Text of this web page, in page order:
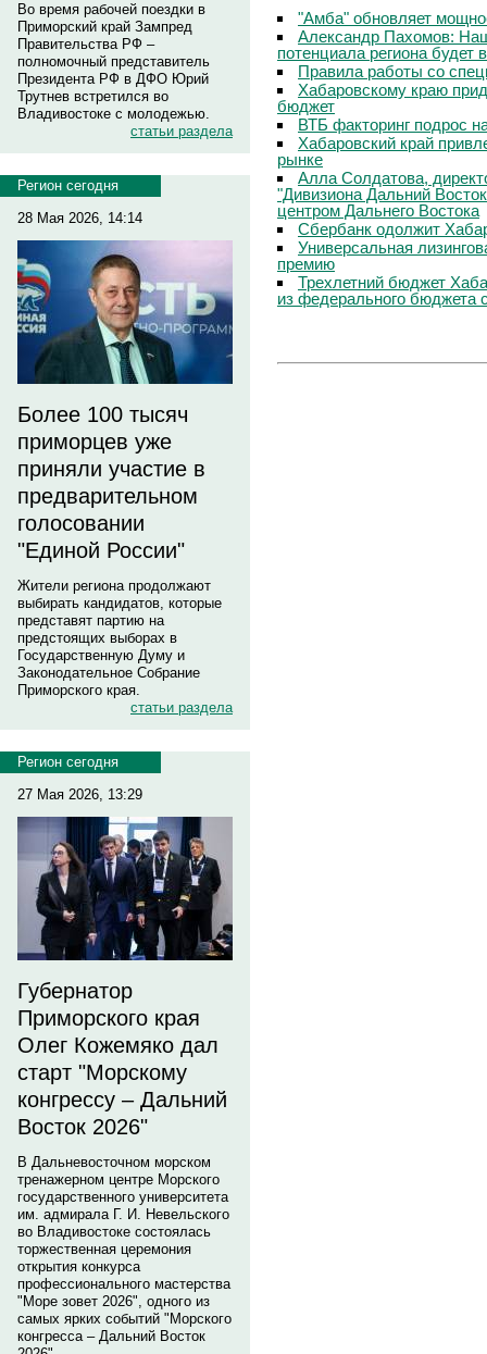
Во время рабочей поездки в
Приморский край Зампред
Правительства РФ –
полномочный представитель
Президента РФ в ДФО Юрий
Трутнев встретился во
Владивостоке с молодежью.
статьи раздела
Регион сегодня
28 Мая 2026, 14:14
Более 100 тысяч
приморцев уже
приняли участие в
предварительном
голосовании
"Единой России"
Жители региона продолжают
выбирать кандидатов, которые
представят партию на
предстоящих выборах в
Государственную Думу и
Законодательное Собрание
Приморского края.
статьи раздела
Регион сегодня
27 Мая 2026, 13:29
Губернатор
Приморского края
Олег Кожемяко дал
старт "Морскому
конгрессу – Дальний
Восток 2026"
В Дальневосточном морском
тренажерном центре Морского
государственного университета
им. адмирала Г. И. Невельского
во Владивостоке состоялась
торжественная церемония
открытия конкурса
профессионального мастерства
"Море зовет 2026", одного из
самых ярких событий "Морского
конгресса – Дальний Восток
"Амба" обновляет
Александр Пахомов:
потенциала региона будет
Правила работы со
Хабаровскому краю
бюджет
ВТБ факторинг подрос
Хабаровский край
рынке
Алла Солдатова,
"Дивизиона Дальний
центром Дальнего Востока
Сбербанк одолжит
Универсальная
премию
Трехлетний бюджет
из федерального